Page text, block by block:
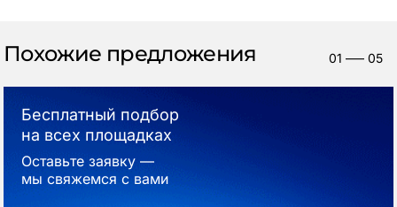
Похожие предложения 01 —– 05
Бесплатный подбор
на всех площадках
Оставьте заявку —
мы свяжемся с вами